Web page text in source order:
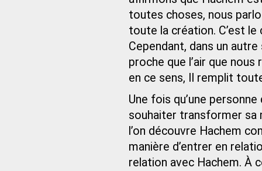
toutes choses, nous
toute la création. C’est
Cependant, dans un
proche que l’air que
en ce sens, Il remplit
Une fois qu’une
souhaiter transformer sa
l’on découvre Hachem
manière d’entrer en
relation avec Hachem. À